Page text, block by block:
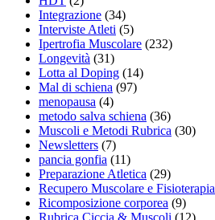
Integrazione (34)
Interviste Atleti (5)
Ipertrofia Muscolare (232)
Longevità (31)
Lotta al Doping (14)
Mal di schiena (97)
menopausa (4)
metodo salva schiena (36)
Muscoli e Metodi Rubrica (30)
Newsletters (7)
pancia gonfia (11)
Preparazione Atletica (29)
Recupero Muscolare e Fisioterapia
Ricomposizione corporea (9)